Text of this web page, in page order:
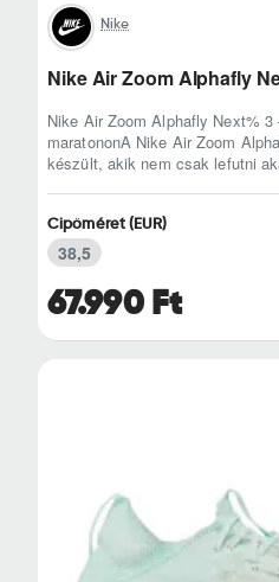
Nike
Nike Air Zoom Alphafly
Nike Air Zoom Alphafly Next%
maratononA Nike Air Zoom
készült, akik nem csak lefutni
67.990 Ft
Cipőméret (EUR)
38,5